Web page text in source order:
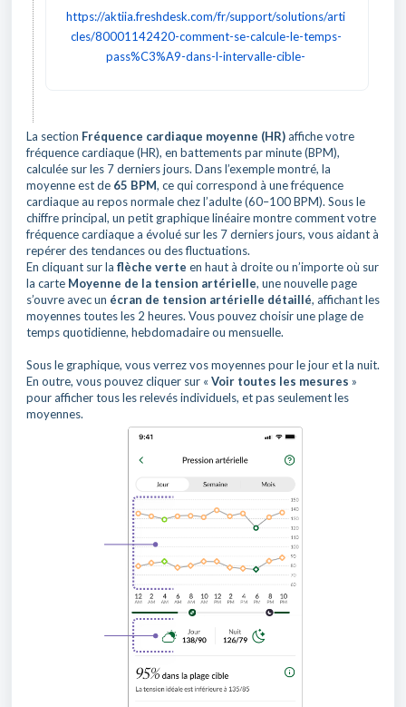
https://aktiia.freshdesk.com/fr/support/solutions/arti
cles/80001142420-comment-se-calcule-le-temps-
pass%C3%A9-dans-l-intervalle-cible-
La section Fréquence cardiaque moyenne (HR)affiche votre
fréquence cardiaque (HR), en battements par minute (BPM),
calculée sur les 7 derniers jours. Dans l’exemple montré, la
moyenne est de 65 BPM, ce qui correspond à une fréquence
cardiaque au repos normale chez l’adulte (60–100 BPM). Sous le
chiffre principal, un petit graphique linéaire montre comment votre
fréquence cardiaque a évolué sur les 7 derniers jours, vous aidant à
repérer des tendances ou des fluctuations.
En cliquant sur la flèche verte en haut à droite ou n’importe où sur
la carte Moyenne de la tension artérielle, une nouvelle page
s’ouvre avec un écran de tension artérielle détaillé, affichant les
moyennes toutes les 2 heures. Vous pouvez choisir une plage de
temps quotidienne, hebdomadaire ou mensuelle.
Sous le graphique, vous verrez vos moyennes pour le jour et la nuit.
En outre, vous pouvez cliquer sur « Voir toutes les mesures »
pour afficher tous les relevés individuels, et pas seulement les
moyennes.